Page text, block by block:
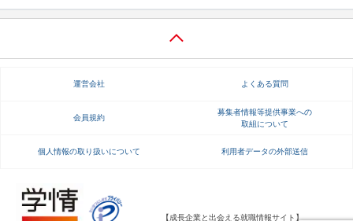
運営会社 よくある質問
会員規約
募集者情報等提供事業への
取組について
個人情報の取り扱いについて 利用者データの外部送信
【成長企業と出会える就職情報サイト】